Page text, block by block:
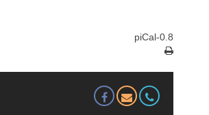
piCal-0.8